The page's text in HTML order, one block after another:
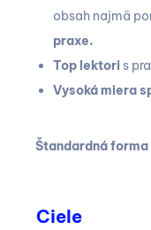
obsah najmä
praxe.
Top lektori s
Vysoká miera
Štandardná
Ciele